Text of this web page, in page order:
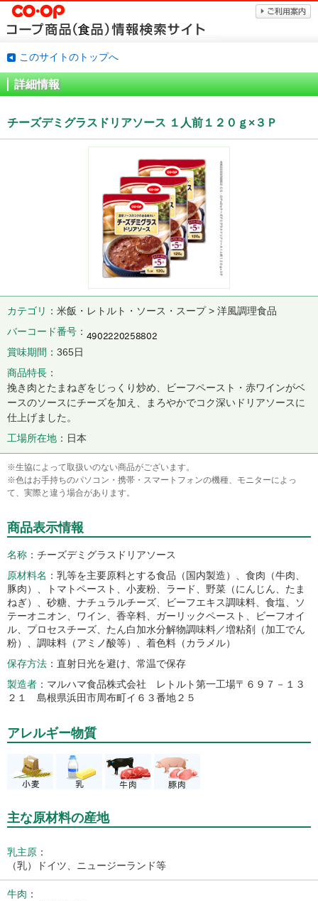
このサイトのトップへ
詳細情報
チーズデミグラスドリアソース １人前１２０ｇ×３Ｐ
カテゴリ
米飯・レトルト・ソース・スープ > 洋風調理食品
バーコード番号
賞味期間
365日
商品特長
挽き肉とたまねぎをじっくり炒め、ビーフペースト・赤ワインがベ
ースのソースにチーズを加え、まろやかでコク深いドリアソースに
仕上げました。
工場所在地
日本
※生協によって取扱いのない商品がございます。
※色はお手持ちのパソコン・携帯・スマートフォンの機種、モニターによっ
て、実際と違う場合があります。
商品表示情報
名称
チーズデミグラスドリアソース
原材料名
乳等を主要原料とする食品（国内製造）、食肉（牛肉、
豚肉）、トマトペースト、小麦粉、ラード、野菜（にんじん、たま
ねぎ）、砂糖、ナチュラルチーズ、ビーフエキス調味料、食塩、ソ
テーオニオン、ワイン、香辛料、ガーリックペースト、ビーフオイ
ル、プロセスチーズ、たん白加水分解物調味料／増粘剤（加工でん
粉）、調味料（アミノ酸等）、着色料（カラメル）
保存方法
直射日光を避け、常温で保存
製造者
マルハマ食品株式会社 レトルト第一工場〒６９７－１３
２１ 島根県浜田市周布町イ６３番地２５
アレルギー物質
主な原材料の産地
乳主原 ：
（乳）ドイツ、ニュージーランド等
牛肉 ：